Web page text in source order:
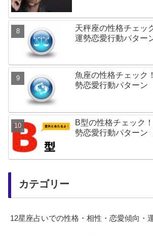
天秤座の性格チェッ
運勢恋愛行動パター
魚座の性格チェック
勢恋愛行動パターン
B型の性格チェック
勢恋愛行動パターン
カテゴリー
12星座占いでの性格・相性・恋愛傾向・